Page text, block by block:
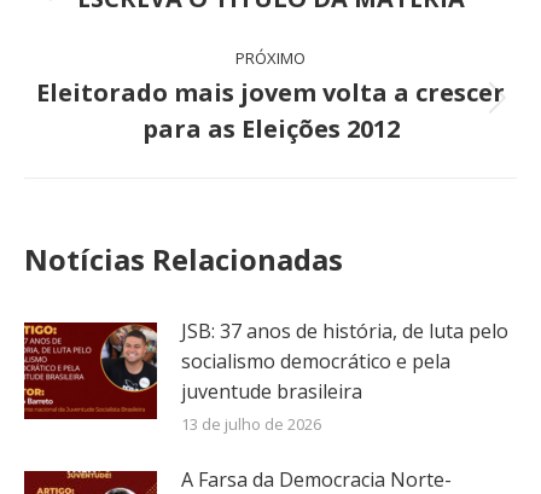
PRÓXIMO
Próximo
post:
Eleitorado mais jovem volta a crescer
para as Eleições 2012
Notícias Relacionadas
JSB: 37 anos de história, de luta pelo
socialismo democrático e pela
juventude brasileira
13 de julho de 2026
A Farsa da Democracia Norte-